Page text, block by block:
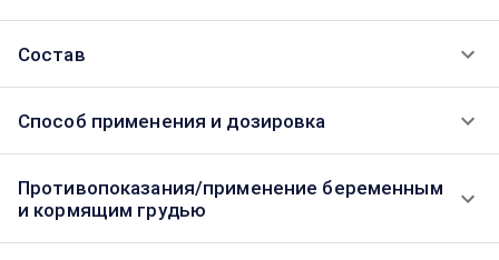
Состав
Способ применения и дозировка
Противопоказания/применение беременным
и кормящим грудью